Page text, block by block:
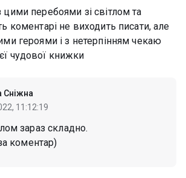
перебоями зі світлом та
коментарі не виходить писати, але
героями і з нетерпінням чекаю
чудової книжки
Сніжна
11:12:19
зараз складно.
коментар)